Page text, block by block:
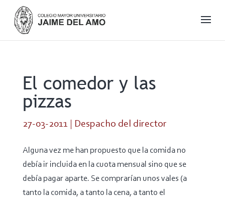
El comedor y las
pizzas
27-03-2011 Despacho del director
Alguna vez me han propuesto que la comida no
debía ir incluida en la cuota mensual sino que se
debía pagar aparte. Se comprarían unos vales (a
tanto la comida, a tanto la cena, a tanto el